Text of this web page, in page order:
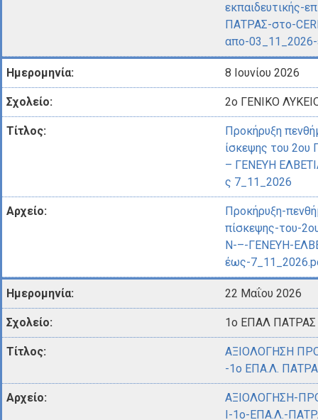
εκπαιδευτικής-
ΠΑΤΡΑΣ-στο-
απο-
8 Ιουνίου 2026
2ο ΓΕΝΙΚΟ
Προκήρυξη
ίσκεψης του 2ου
– ΓΕΝΕΥΗ
ς 7_11_2026
Προκήρυξη-
πίσκεψης-του-
N-–-ΓΕΝΕΥΗ-
έως-
22 Μαΐου 2026
1ο ΕΠΑΛ ΠΑΤΡΑΣ
ΑΞΙΟΛΟΓΗΣΗ
-1ο ΕΠΑ.Λ.
ΑΞΙΟΛΟΓΗΣΗ-
Ι-1ο-ΕΠΑ.Λ.-